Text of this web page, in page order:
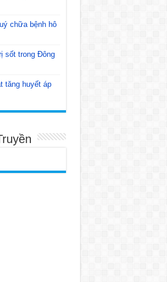
chữa bệnh hô
sốt trong Đông
tăng huyết áp